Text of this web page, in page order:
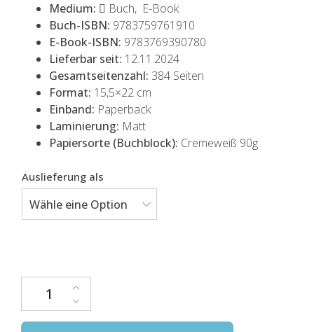
Medium:
Buch, E-Book
Buch-ISBN: 9783759761910
E-Book-ISBN: 9783769390780
Lieferbar seit: 12.11.2024
Gesamtseitenzahl: 384 Seiten
Format: 15,5×22 cm
Einband: Paperback
Laminierung: Matt
Papiersorte (Buchblock): Cremeweiß 90g
Auslieferung als
Wähle eine Option
Die Götteragenda - Die geheime Geschichte der